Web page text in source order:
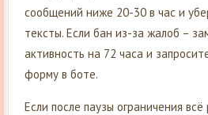
сообщений ниже 20-30 в час и
тексты. Если бан из-за жалоб –
активность на 72 часа и
форму в боте.
Если после паузы ограничения